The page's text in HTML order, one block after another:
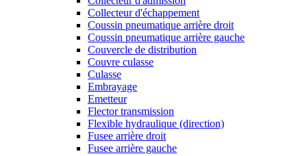
Collecteur d'échappement
Coussin pneumatique arrière droit
Coussin pneumatique arrière gauche
Couvercle de distribution
Couvre culasse
Culasse
Embrayage
Emetteur
Flector transmission
Flexible hydraulique (direction)
Fusee arrière droit
Fusee arrière gauche